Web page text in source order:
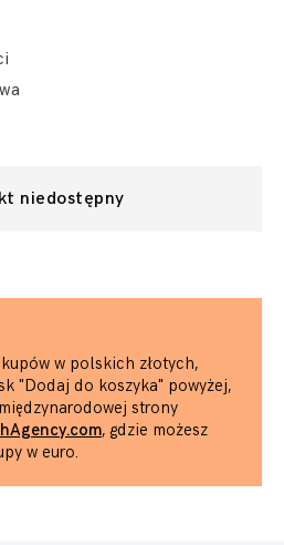
niedostępny
w polskich złotych,
"Dodaj do koszyka" powyżej,
strony
, gdzie możesz
w euro.